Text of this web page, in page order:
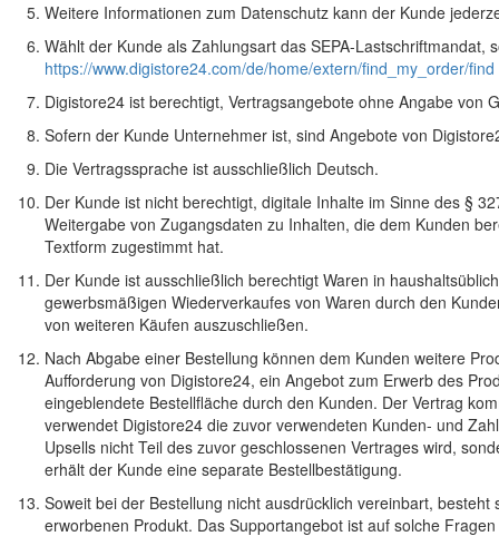
Weitere Informationen zum Datenschutz kann der Kunde
Wählt der Kunde als Zahlungsart das SEPA-
https://www.digistore24.com/de/home/extern/find_my_order/find
Digistore24 ist berechtigt, Vertragsangebote ohne Angabe von
Sofern der Kunde Unternehmer ist, sind Angebote von
Die Vertragssprache ist ausschließlich Deutsch.
Der Kunde ist nicht berechtigt, digitale Inhalte im Sinne des §
Weitergabe von Zugangsdaten zu Inhalten, die dem Kunden
Textform zugestimmt hat.
Der Kunde ist ausschließlich berechtigt Waren in
gewerbsmäßigen Wiederverkaufes von Waren durch den
von weiteren Käufen auszuschließen.
Nach Abgabe einer Bestellung können dem Kunden weitere
Aufforderung von Digistore24, ein Angebot zum Erwerb des
eingeblendete Bestellfläche durch den Kunden. Der Vertrag
verwendet Digistore24 die zuvor verwendeten Kunden- und
Upsells nicht Teil des zuvor geschlossenen Vertrages wird,
erhält der Kunde eine separate Bestellbestätigung.
Soweit bei der Bestellung nicht ausdrücklich vereinbart,
erworbenen Produkt. Das Supportangebot ist auf solche